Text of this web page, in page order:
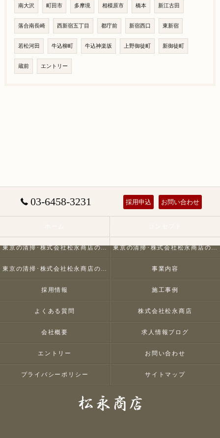
南大沢 町田市 多摩境 相模原市 橋本 新江古田
落合南長崎 西新宿五丁目 都庁前 新宿西口 東新宿
若松河田 牛込柳町 牛込神楽坂 上野御徒町 新御徒町
蔵前 エントリー
03-6458-3231 採用申込 お問い合わせ
東京の清掃･株式会社松永商店の口コミ情報 東京の清掃･株式会社松永商店の評判
東京の清掃･株式会社松永商店のお客様の声 事業内容
採用情報 施工事例
よくある質問 株式会社松永商店
会社概要 求人情報ブログ
エントリー お問い合わせ
プライバシーポリシー サイトマップ